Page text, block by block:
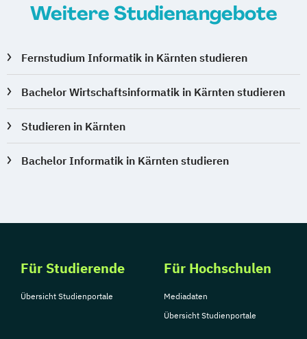
Weitere Studienangebote
Fernstudium Informatik in Kärnten studieren
Bachelor Wirtschaftsinformatik in Kärnten studieren
Studieren in Kärnten
Bachelor Informatik in Kärnten studieren
Für Studierende
Übersicht Studienportale
Für Hochschulen
Mediadaten
Übersicht Studienportale